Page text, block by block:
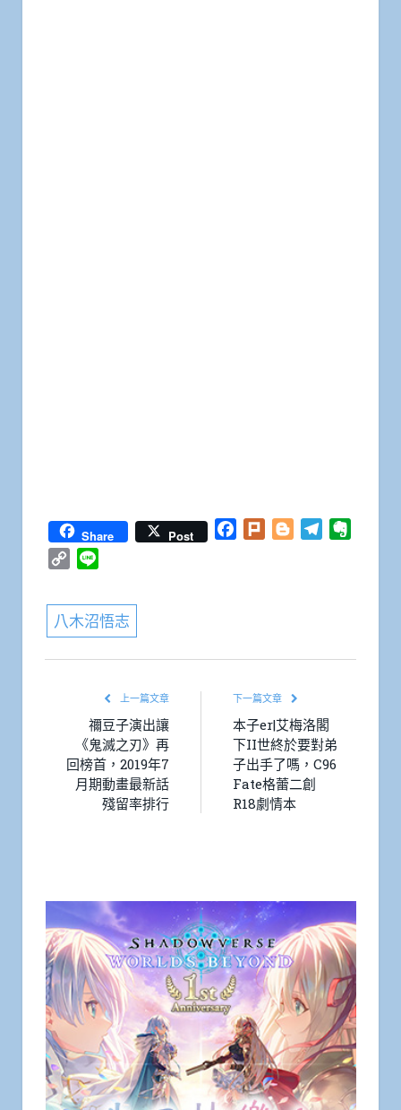
Share Post Facebook
Plurk BloggerTelegram
Copy
八木沼悟志
上一篇文章
禰豆子演出讓
《鬼滅之刃》再
回榜首，2019年7
月期動畫最新話
殘留率排行
下一篇文章
本子er|艾梅洛閣
下II世終於要對弟
子出手了嗎，C96
Fate格蕾二創
R18劇情本